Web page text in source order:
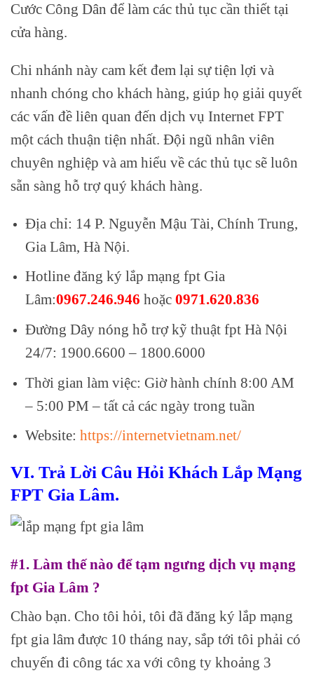
Cước Công Dân để làm các thủ tục cần thiết tại
cửa hàng.
Chi nhánh này cam kết đem lại sự tiện lợi và
nhanh chóng cho khách hàng, giúp họ giải quyết
các vấn đề liên quan đến dịch vụ Internet FPT
một cách thuận tiện nhất. Đội ngũ nhân viên
chuyên nghiệp và am hiểu về các thủ tục sẽ luôn
sẵn sàng hỗ trợ quý khách hàng.
Địa chỉ: 14 P. Nguyễn Mậu Tài, Chính Trung,
Gia Lâm, Hà Nội.
Hotline đăng ký lắp mạng fpt Gia
Lâm:0967.246.946 hoặc 0971.620.836
Đường Dây nóng hỗ trợ kỹ thuật fpt Hà Nội
24/7: 1900.6600 – 1800.6000
Thời gian làm việc: Giờ hành chính 8:00 AM
– 5:00 PM – tất cả các ngày trong tuần
Website: https://internetvietnam.net/
VI. Trả Lời Câu Hỏi Khách Lắp Mạng
FPT Gia Lâm.
#1. Làm thế nào để tạm ngưng dịch vụ mạng
fpt Gia Lâm ?
Chào bạn. Cho tôi hỏi, tôi đã đăng ký lắp mạng
fpt gia lâm được 10 tháng nay, sắp tới tôi phải có
chuyến đi công tác xa với công ty khoảng 3